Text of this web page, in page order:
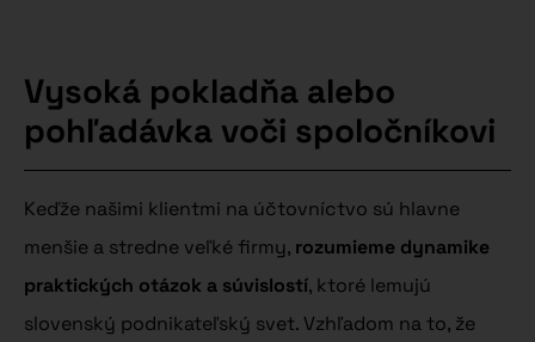
Vysoká pokladňa alebo
pohľadávka voči spoločníkovi
Keďže našimi klientmi na účtovníctvo sú hlavne
menšie a stredne veľké firmy, rozumieme dynamike
praktických otázok a súvislostí, ktoré lemujú
slovenský podnikateľský svet. Vzhľadom na to, že